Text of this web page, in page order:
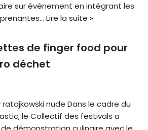
sur événement en intégrant les
Lire la suite »
de finger food pour
déchet
ratajkowski nude Dans le cadre du
le Collectif des festivals a